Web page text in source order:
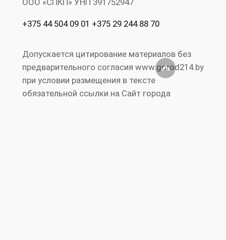
ООО «СПКП» УНП ‎391752947
+375 44 504 09 01 +375 29 244 88 70
Допускается цитирование материалов без
предварительного согласия www.gorod214.by
при условии размещения в тексте
обязательной ссылки на Сайт города